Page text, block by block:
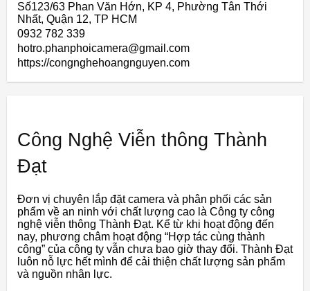
Số123/63 Phan Văn Hớn, KP 4, Phường Tân Thới
Nhất, Quận 12, TP HCM
0932 782 339
hotro.phanphoicamera@gmail.com
https://congnghehoangnguyen.com
Công Nghệ Viễn thông Thành
Đạt
Đơn vị chuyên lắp đặt camera và phân phối các sản
phẩm về an ninh với chất lượng cao là Công ty công
nghệ viễn thông Thành Đạt. Kể từ khi hoạt động đến
nay, phương châm hoạt động “Hợp tác cùng thành
công” của công ty vẫn chưa bao giờ thay đổi. Thành Đạt
luôn nỗ lực hết mình để cải thiện chất lượng sản phẩm
và nguồn nhân lực.